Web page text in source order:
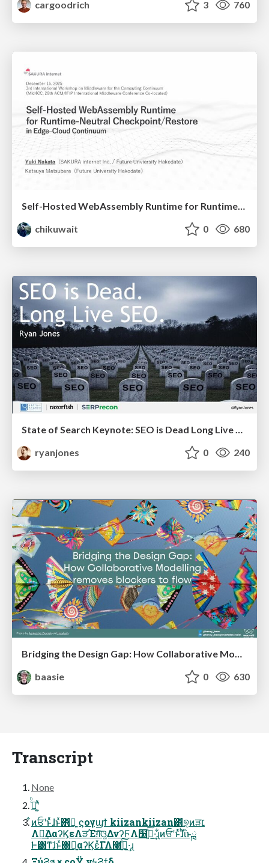
cargoodrich
3 760
Self-Hosted WebAssembly Runtime for Runtime-Neutral Checkpoint/Restore in Edge–Cloud Continuum
chikuwait
0 680
State of Search Keynote: SEO is Dead Long Live SEO
ryanjones
0 240
baasie
0 630
Transcript
None
ࢲͨͪʹ͍ͭͯ
͋ͷਓʹͱͬͯɺͱͯ΋ྑ͍ ϛογϣϯ kiizankiizan͸୭͔ͷੜ׆
Λྑ͘͢ΔαʔϏεΛੜΈग़͠ଓ͚ΔνʔϜΛ໨ࢦ͍ͯ͠·͢ɻ͋ͷਓʹͱͬͯɺͪΐͬͱྑ
͘Ͱ͸ͳ͘ɺͱͯ΋ྑ͍αʔϏεͮ͘ΓΛ໨ࢦ͍ͯ͠·͢ɻ